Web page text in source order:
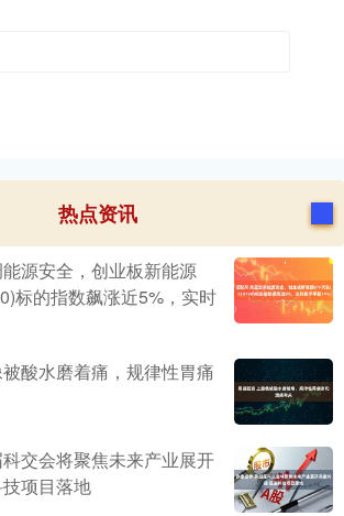
热点资讯
源安全，创业板新能源
标的指数飙涨近5%，实时
酸水磨着痛，规律性胃痛
交会将聚焦未来产业展开
项目落地